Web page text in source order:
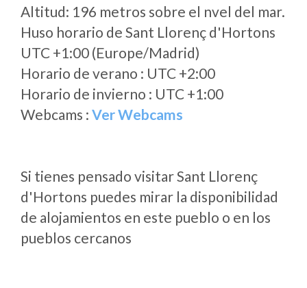
Altitud: 196 metros sobre el nvel del mar.
Huso horario de Sant Llorenç d'Hortons
UTC +1:00 (Europe/Madrid)
Horario de verano : UTC +2:00
Horario de invierno : UTC +1:00
Webcams : Ver Webcams
Si tienes pensado visitar Sant Llorenç
d'Hortons puedes mirar la disponibilidad
de alojamientos en este pueblo o en los
pueblos cercanos